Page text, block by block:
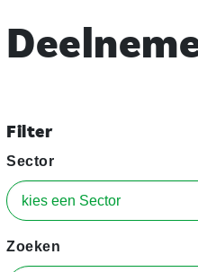
Filter
Sector
Zoeken